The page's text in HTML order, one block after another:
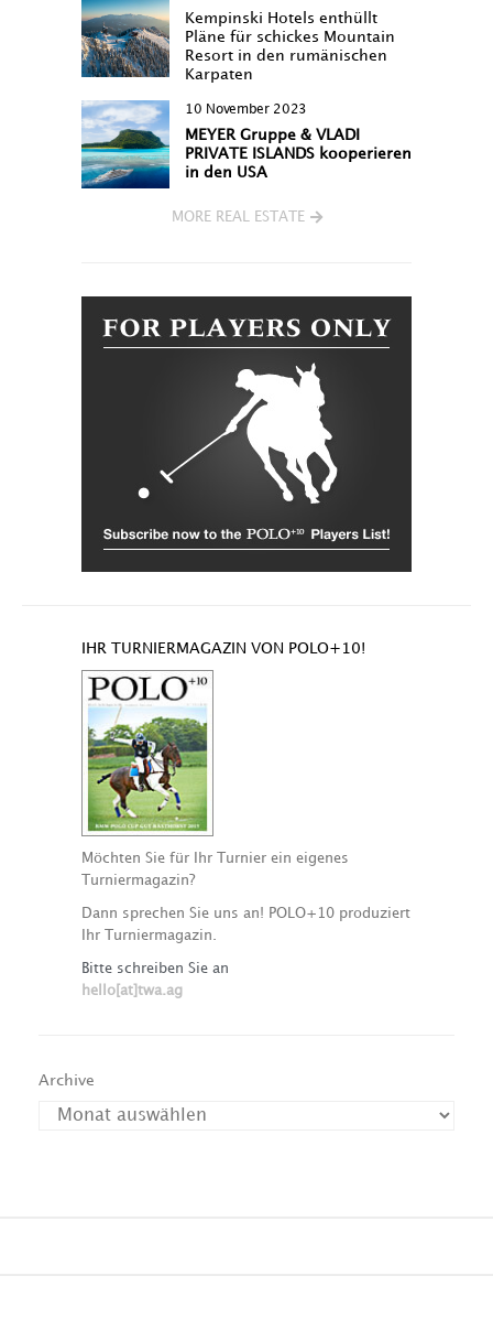
Kempinski Hotels enthüllt
Pläne für schickes Mountain
Resort in den rumänischen
Karpaten
10 November 2023
MEYER Gruppe & VLADI
PRIVATE ISLANDS kooperieren
in den USA
MORE REAL ESTATE
IHR TURNIERMAGAZIN VON POLO+10!
Möchten Sie für Ihr Turnier ein eigenes
Turniermagazin?
Dann sprechen Sie uns an! POLO+10 produziert
Ihr Turniermagazin.
Bitte schreiben Sie an
hello[at]twa.ag
Archive